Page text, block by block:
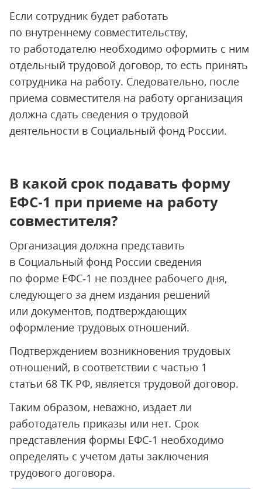
Если сотрудник будет работать
по внутреннему совместительству,
то работодателю необходимо оформить с ним
отдельный трудовой договор, то есть принять
сотрудника на работу. Следовательно, после
приема совместителя на работу организация
должна сдать cведения о трудовой
деятельности в Социальный фонд России.
В какой срок подавать форму
ЕФС‑1 при приеме на работу
совместителя?
Организация должна представить
в Социальный фонд России сведения
по форме ЕФС‑1 не позднее рабочего дня,
следующего за днем издания решений
или документов, подтверждающих
оформление трудовых отношений.
Подтверждением возникновения трудовых
отношений, в соответствии с частью 1
статьи 68 ТК РФ, является трудовой договор.
Таким образом, неважно, издает ли
работодатель приказы или нет. Срок
представления формы ЕФС‑1 необходимо
определять с учетом даты заключения
трудового договора.